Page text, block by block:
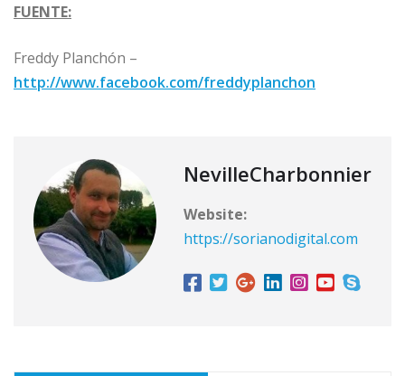
FUENTE:
Freddy Planchón –
http://www.facebook.com/freddyplanchon
NevilleCharbonnier
Website:
https://sorianodigital.com